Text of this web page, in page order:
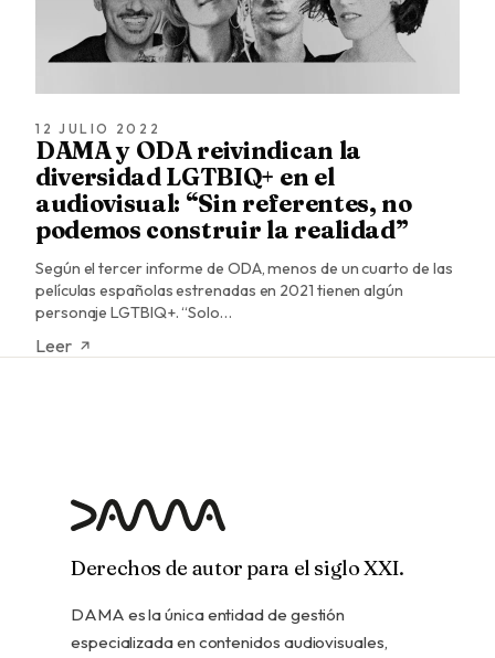
12 JULIO 2022
DAMA y ODA reivindican la
diversidad LGTBIQ+ en el
audiovisual: “Sin referentes, no
podemos construir la realidad”
Según el tercer informe de ODA, menos de un cuarto de las
películas españolas estrenadas en 2021 tienen algún
personaje LGTBIQ+. “Solo…
Leer
Derechos de autor para el siglo XXI.
DAMA es la única entidad de gestión
especializada en contenidos audiovisuales,